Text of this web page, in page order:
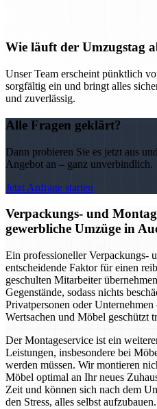
Wie läuft der Umzugstag
Unser Team erscheint pünktlich
sorgfältig ein und bringt alles
und zuverlässig.
Alle Fragen geklärt?
Dann probieren Sie es jetzt aus
Angebot an – ganz unverbindlich.
Jetzt Anfrage starten
Verpackungs- und
gewerbliche Umzüge in
Ein professioneller Verpackungs-
entscheidende Faktor für einen
geschulten Mitarbeiter
Gegenstände, sodass nichts
Privatpersonen oder
Wertsachen und Möbel geschützt
Der Montageservice ist ein
Leistungen, insbesondere bei
werden müssen. Wir montieren
Möbel optimal an Ihr neues
Zeit und können sich nach dem
den Stress, alles selbst aufzubauen.